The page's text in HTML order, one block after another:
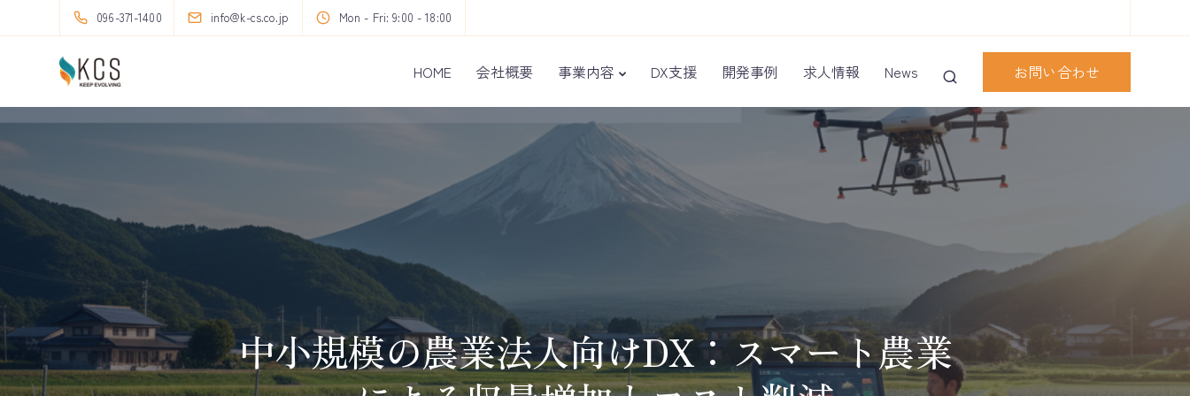
096-371-1400 info@k-cs.co.jp Mon - Fri: 9:00 - 18:00
HOME 会社概要 事業内容 DX支援 開発事例 求人情報 News お問い合わせ
中小規模の農業法人向けDX：スマート農業